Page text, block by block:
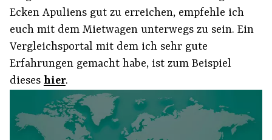
Ecken Apuliens gut zu erreichen, empfehle ich
euch mit dem Mietwagen unterwegs zu sein. Ein
Vergleichsportal mit dem ich sehr gute
Erfahrungen gemacht habe, ist zum Beispiel
dieses hier.